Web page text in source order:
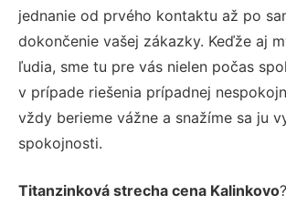
jednanie od prvého kontaktu až po
dokončenie vašej zákazky. Keďže aj
ľudia, sme tu pre vás nielen počas
v prípade riešenia prípadnej
vždy berieme vážne a snažíme sa ju
spokojnosti.
Titanzinková strecha cena Kalinkovo